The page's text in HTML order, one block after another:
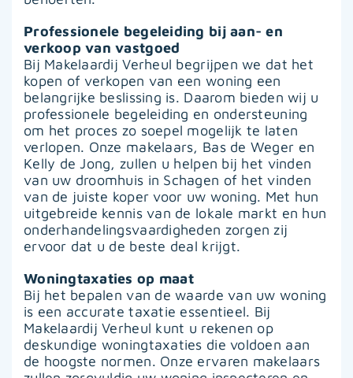
Professionele begeleiding bij aan- en
verkoop van vastgoed
Bij Makelaardij Verheul begrijpen we dat het
kopen of verkopen van een woning een
belangrijke beslissing is. Daarom bieden wij u
professionele begeleiding en ondersteuning
om het proces zo soepel mogelijk te laten
verlopen. Onze makelaars, Bas de Weger en
Kelly de Jong, zullen u helpen bij het vinden
van uw droomhuis in Schagen of het vinden
van de juiste koper voor uw woning. Met hun
uitgebreide kennis van de lokale markt en hun
onderhandelingsvaardigheden zorgen zij
ervoor dat u de beste deal krijgt.
Woningtaxaties op maat
Bij het bepalen van de waarde van uw woning
is een accurate taxatie essentieel. Bij
Makelaardij Verheul kunt u rekenen op
deskundige woningtaxaties die voldoen aan
de hoogste normen. Onze ervaren makelaars